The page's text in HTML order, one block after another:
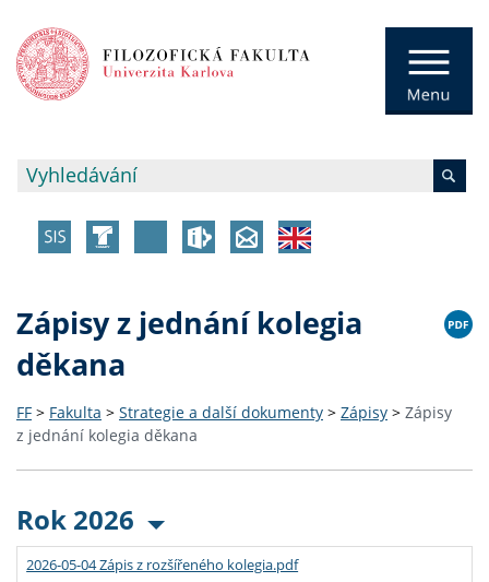
Zápisy z jednání kolegia
děkana
FF > Fakulta > Strategie a další dokumenty > Zápisy > Zápisy
z jednání kolegia děkana
Rok 2026
2026-05-04 Zápis z rozšířeného kolegia.pdf